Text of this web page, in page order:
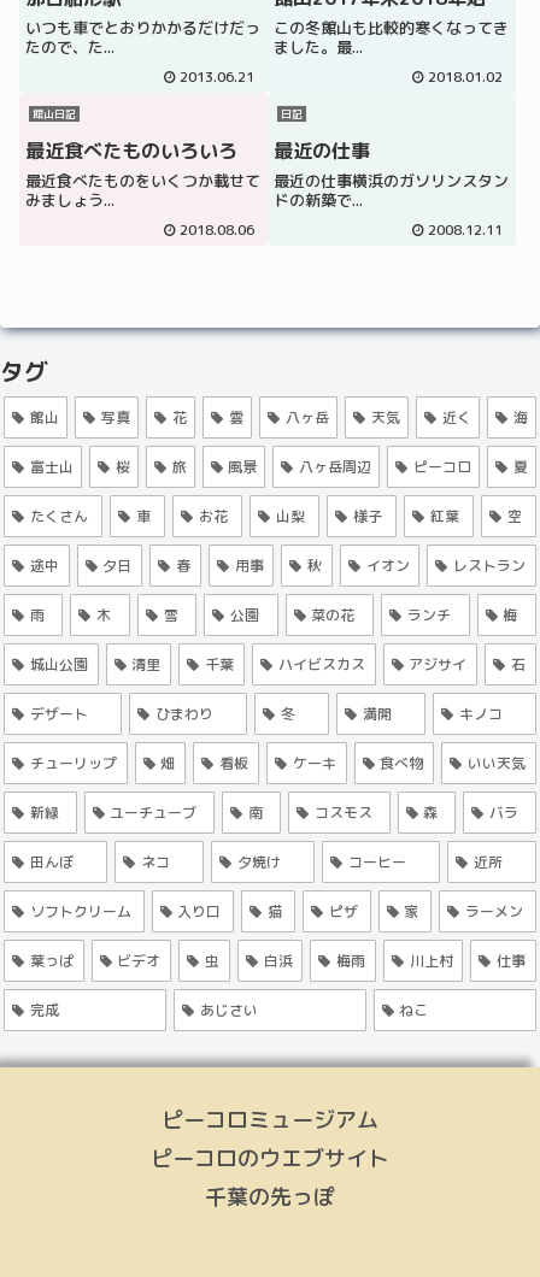
いつも車でとおりかかるだけだっ
たので、た...
2013.06.21
この冬館山も比較的寒くなってき
ました。最...
2018.01.02
館山日記
最近食べたものいろいろ
最近食べたものをいくつか載せて
みましょう...
2018.08.06
日記
最近の仕事
最近の仕事横浜のガソリンスタン
ドの新築で...
2008.12.11
タグ
館山 写真 花 雲 八ヶ岳 天気 近く 海
富士山 桜 旅 風景 八ヶ岳周辺 ピーコロ 夏
たくさん 車 お花 山梨 様子 紅葉 空
途中 夕日 春 用事 秋 イオン レストラン
雨 木 雪 公園 菜の花 ランチ 梅
城山公園 清里 千葉 ハイビスカス アジサイ 石
デザート ひまわり 冬 満開 キノコ
チューリップ 畑 看板 ケーキ 食べ物 いい天気
新緑 ユーチューブ 南 コスモス 森 バラ
田んぼ ネコ 夕焼け コーヒー 近所
ソフトクリーム 入り口 猫 ピザ 家 ラーメン
葉っぱ ビデオ 虫 白浜 梅雨 川上村 仕事
完成 あじさい ねこ
ピーコロミュージアム
ピーコロのウエブサイト
千葉の先っぽ